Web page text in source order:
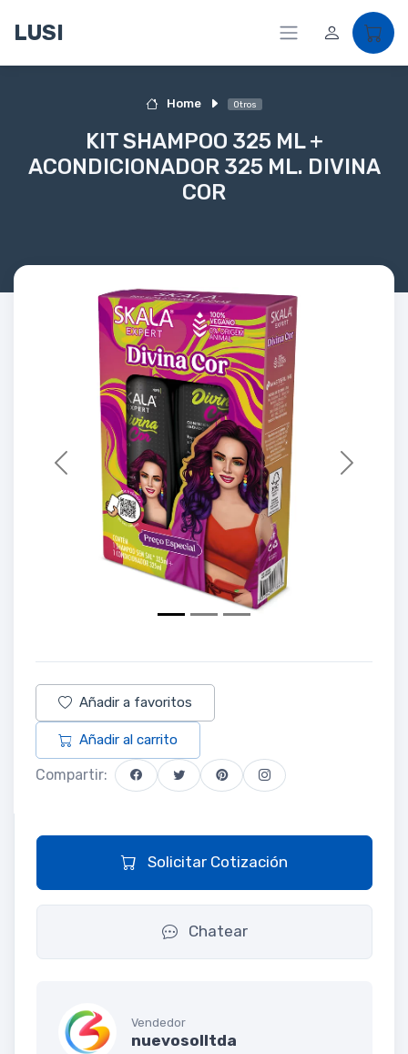
LUSI
Home Otros
KIT SHAMPOO 325 ML +
ACONDICIONADOR 325 ML. DIVINA
COR
Previous Next
Añadir a favoritos
Añadir al carrito
Compartir:
Solicitar Cotización
Chatear
Vendedor
nuevosolltda